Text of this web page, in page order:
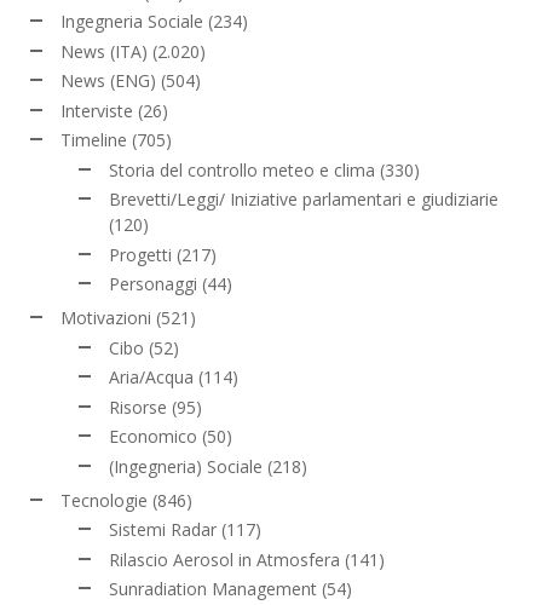
Ingegneria Sociale (234)
News (ITA) (2.020)
News (ENG) (504)
Interviste (26)
Timeline (705)
Storia del controllo meteo e clima (330)
Brevetti/Leggi/ Iniziative parlamentari e giudiziarie
(120)
Progetti (217)
Personaggi (44)
Motivazioni (521)
Cibo (52)
Aria/Acqua (114)
Risorse (95)
Economico (50)
(Ingegneria) Sociale (218)
Tecnologie (846)
Sistemi Radar (117)
Rilascio Aerosol in Atmosfera (141)
Sunradiation Management (54)